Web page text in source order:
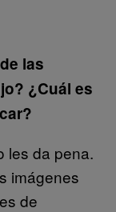
las
¿Cuál es
les da pena.
imágenes
de